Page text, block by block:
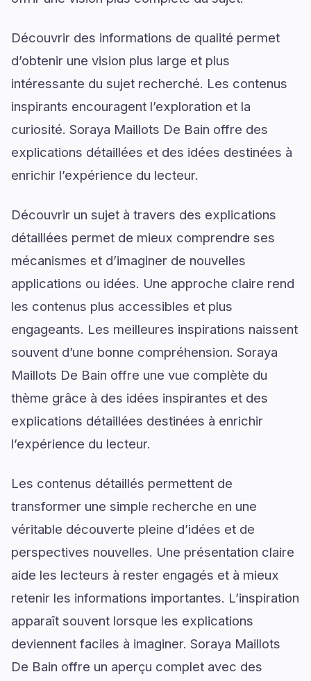
Découvrir des informations de qualité permet
d’obtenir une vision plus large et plus
intéressante du sujet recherché. Les contenus
inspirants encouragent l’exploration et la
curiosité. Soraya Maillots De Bain offre des
explications détaillées et des idées destinées à
enrichir l’expérience du lecteur.
Découvrir un sujet à travers des explications
détaillées permet de mieux comprendre ses
mécanismes et d’imaginer de nouvelles
applications ou idées. Une approche claire rend
les contenus plus accessibles et plus
engageants. Les meilleures inspirations naissent
souvent d’une bonne compréhension. Soraya
Maillots De Bain offre une vue complète du
thème grâce à des idées inspirantes et des
explications détaillées destinées à enrichir
l’expérience du lecteur.
Les contenus détaillés permettent de
transformer une simple recherche en une
véritable découverte pleine d’idées et de
perspectives nouvelles. Une présentation claire
aide les lecteurs à rester engagés et à mieux
retenir les informations importantes. L’inspiration
apparaît souvent lorsque les explications
deviennent faciles à imaginer. Soraya Maillots
De Bain offre un aperçu complet avec des